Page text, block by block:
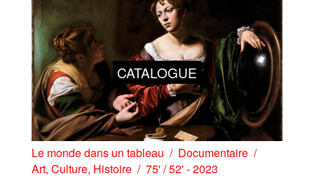
CATALOGUE
Le monde dans un tableau
Documentaire
Art, Culture, Histoire 75' / 52' - 2023